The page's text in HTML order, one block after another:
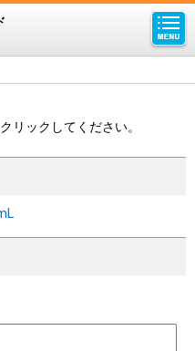
リックしてください。